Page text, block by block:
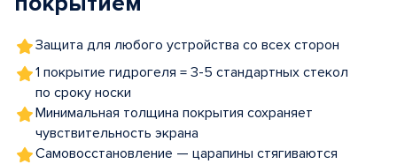
Защита для любого устройства со всех сторон
1 покрытие гидрогеля = 3-5 стандартных стекол
по сроку носки
Минимальная толщина покрытия сохраняет
чувствительность экрана
Самовосстановление — царапины стягиваются